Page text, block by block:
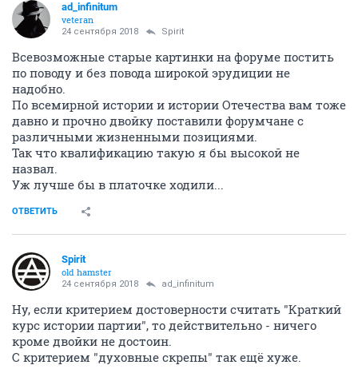
ad_infinitum
veteran
24 сентября 2018 Spirit
Всевозможные старые картинки на форуме постить
по поводу и без повода широкой эрудиции не
надобно.
По всемирной истории и истории Отечества вам тоже
давно и прочно двойку поставили форумчане с
различными жизненными позициями.
Так что квалификацию такую я бы высокой не
назвал.
Уж лучше бы в платочке ходили...
ОТВЕТИТЬ
Spirit
old hamster
24 сентября 2018 ad_infinitum
Ну, если критерием достоверности считать "Краткий
курс истории партии", то действительно - ничего
кроме двойки не достоин.
С критерием "духовные скрепы" так ещё хуже.